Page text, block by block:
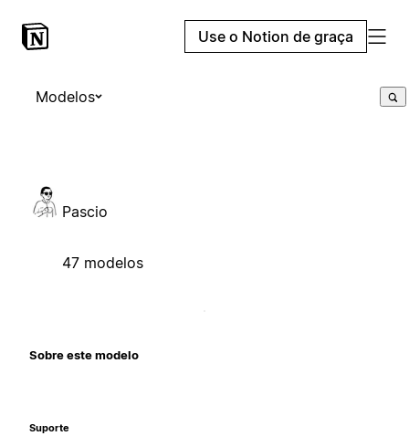
Use o Notion de graça
Modelos
Pascio
47 modelos
Sobre este modelo
Suporte